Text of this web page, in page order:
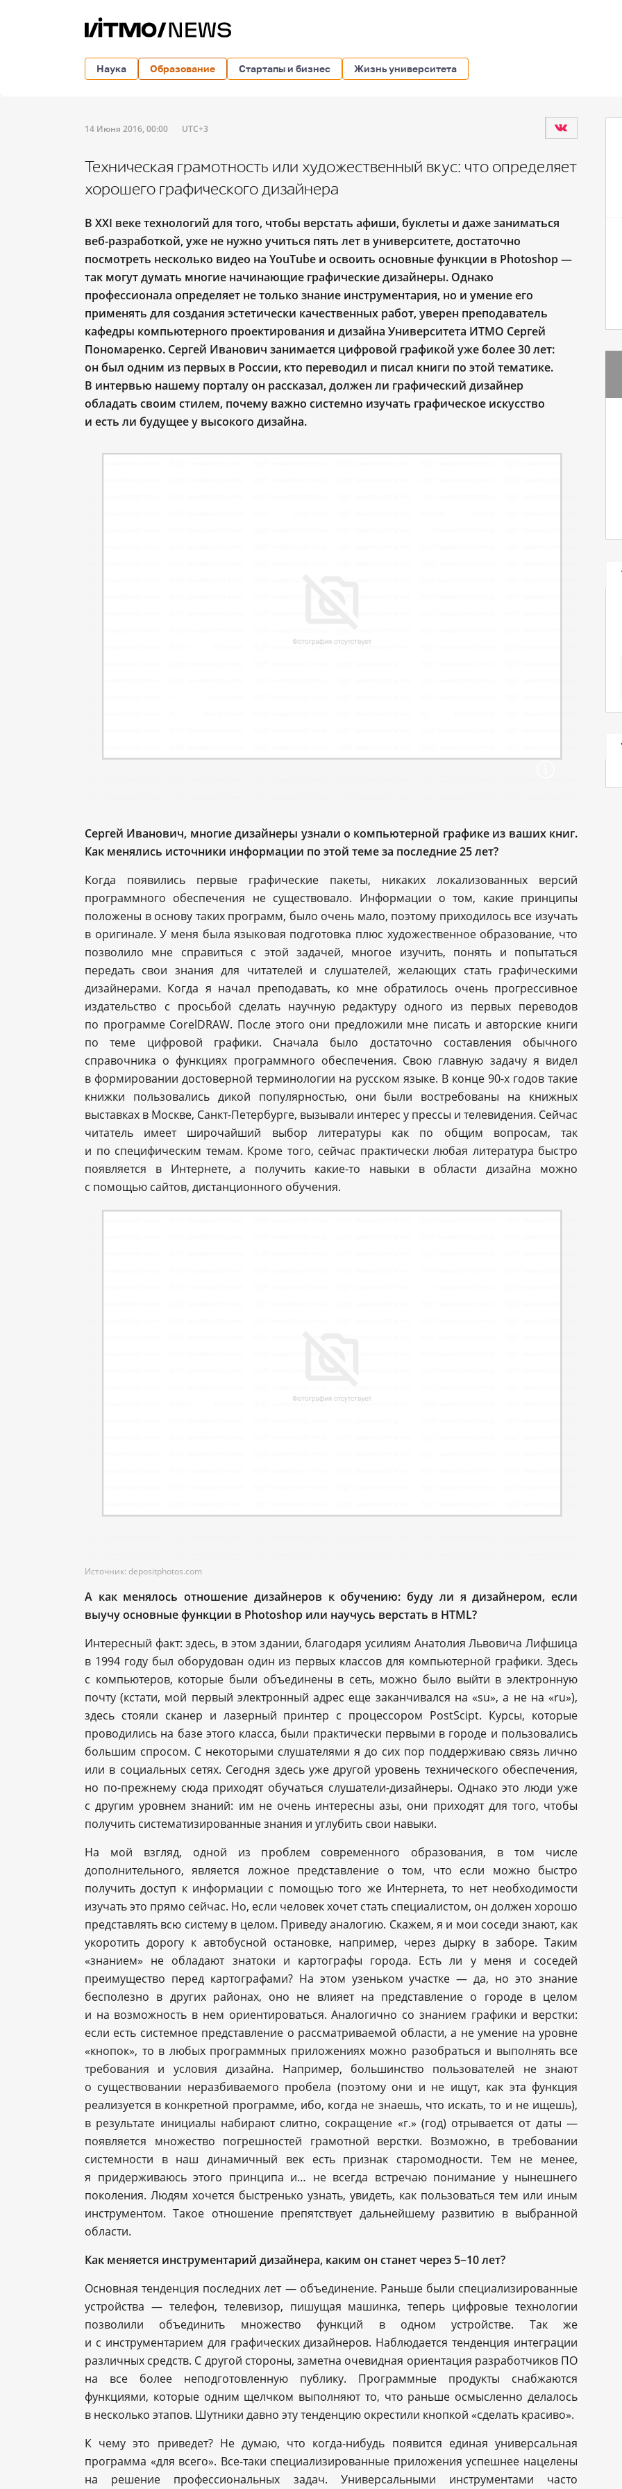
Наука Образование Стартапы и бизнес Жизнь университета
14 Июня 2016, 00:00 UTC+3
Техническая грамотность или художественный вкус: что определяет
хорошего графического дизайнера
В XXI веке технологий для того, чтобы верстать афиши, буклеты и даже заниматься
веб-разработкой, уже не нужно учиться пять лет в университете, достаточно
посмотреть несколько видео на YouTube и освоить основные функции в Photoshop —
так могут думать многие начинающие графические дизайнеры. Однако
профессионала определяет не только знание инструментария, но и умение его
применять для создания эстетически качественных работ, уверен преподаватель
кафедры компьютерного проектирования и дизайна Университета ИТМО Сергей
Пономаренко. Сергей Иванович занимается цифровой графикой уже более 30 лет:
он был одним из первых в России, кто переводил и писал книги по этой тематике.
В интервью нашему порталу он рассказал, должен ли графический дизайнер
обладать своим стилем, почему важно системно изучать графическое искусство
и есть ли будущее у высокого дизайна.
Сергей Иванович, многие дизайнеры узнали о компьютерной графике из ваших книг.
Как менялись источники информации по этой теме за последние 25 лет?
Когда появились первые графические пакеты, никаких локализованных версий
программного обеспечения не существовало. Информации о том, какие принципы
положены в основу таких программ, было очень мало, поэтому приходилось все изучать
в оригинале. У меня была языковая подготовка плюс художественное образование, что
позволило мне справиться с этой задачей, многое изучить, понять и попытаться
передать свои знания для читателей и слушателей, желающих стать графическими
дизайнерами. Когда я начал преподавать, ко мне обратилось очень прогрессивное
издательство с просьбой сделать научную редактуру одного из первых переводов
по программе CorelDRAW. После этого они предложили мне писать и авторские книги
по теме цифровой графики. Сначала было достаточно составления обычного
справочника о функциях программного обеспечения. Свою главную задачу я видел
в формировании достоверной терминологии на русском языке. В конце 90-х годов такие
книжки пользовались дикой популярностью, они были востребованы на книжных
выставках в Москве, Санкт-Петербурге, вызывали интерес у прессы и телевидения. Сейчас
читатель имеет широчайший выбор литературы как по общим вопросам, так
и по специфическим темам. Кроме того, сейчас практически любая литература быстро
появляется в Интернете, а получить какие-то навыки в области дизайна можно
с помощью сайтов, дистанционного обучения.
Источник: depositphotos.com
А как менялось отношение дизайнеров к обучению: буду ли я дизайнером, если
выучу основные функции в Photoshop или научусь верстать в HTML?
Интересный факт: здесь, в этом здании, благодаря усилиям Анатолия Львовича Лифшица
в 1994 году был оборудован один из первых классов для компьютерной графики. Здесь
с компьютеров, которые были объединены в сеть, можно было выйти в электронную
почту (кстати, мой первый электронный адрес еще заканчивался на «su», а не на «ru»),
здесь стояли сканер и лазерный принтер с процессором PostScipt. Курсы, которые
проводились на базе этого класса, были практически первыми в городе и пользовались
большим спросом. С некоторыми слушателями я до сих пор поддерживаю связь лично
или в социальных сетях. Сегодня здесь уже другой уровень технического обеспечения,
но по-прежнему сюда приходят обучаться слушатели-дизайнеры. Однако это люди уже
с другим уровнем знаний: им не очень интересны азы, они приходят для того, чтобы
получить систематизированные знания и углубить свои навыки.
На мой взгляд, одной из проблем современного образования, в том числе
дополнительного, является ложное представление о том, что если можно быстро
получить доступ к информации с помощью того же Интернета, то нет необходимости
изучать это прямо сейчас. Но, если человек хочет стать специалистом, он должен хорошо
представлять всю систему в целом. Приведу аналогию. Скажем, я и мои соседи знают, как
укоротить дорогу к автобусной остановке, например, через дырку в заборе. Таким
«знанием» не обладают знатоки и картографы города. Есть ли у меня и соседей
преимущество перед картографами? На этом узеньком участке — да, но это знание
бесполезно в других районах, оно не влияет на представление о городе в целом
и на возможность в нем ориентироваться. Аналогично со знанием графики и верстки:
если есть системное представление о рассматриваемой области, а не умение на уровне
«кнопок», то в любых программных приложениях можно разобраться и выполнять все
требования и условия дизайна. Например, большинство пользователей не знают
о существовании неразбиваемого пробела (поэтому они и не ищут, как эта функция
реализуется в конкретной программе, ибо, когда не знаешь, что искать, то и не ищешь),
в результате инициалы набирают слитно, сокращение «г.» (год) отрывается от даты —
появляется множество погрешностей грамотной верстки. Возможно, в требовании
системности в наш динамичный век есть признак старомодности. Тем не менее,
я придерживаюсь этого принципа и… не всегда встречаю понимание у нынешнего
поколения. Людям хочется быстренько узнать, увидеть, как пользоваться тем или иным
инструментом. Такое отношение препятствует дальнейшему развитию в выбранной
области.
Как меняется инструментарий дизайнера, каким он станет через 5−10 лет?
Основная тенденция последних лет — объединение. Раньше были специализированные
устройства — телефон, телевизор, пишущая машинка, теперь цифровые технологии
позволили объединить множество функций в одном устройстве. Так же
и с инструментарием для графических дизайнеров. Наблюдается тенденция интеграции
различных средств. С другой стороны, заметна очевидная ориентация разработчиков ПО
на все более неподготовленную публику. Программные продукты снабжаются
функциями, которые одним щелчком выполняют то, что раньше осмысленно делалось
в несколько этапов. Шутники давно эту тенденцию окрестили кнопкой «сделать красиво».
К чему это приведет? Не думаю, что когда-нибудь появится единая универсальная
программа «для всего». Все-таки специализированные приложения успешнее нацелены
на решение профессиональных задач. Универсальными инструментами часто